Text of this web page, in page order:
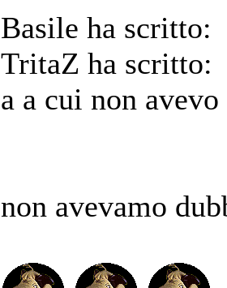
Basile ha scritto:
TritaZ ha scritto:
a a cui non avevo
non avevamo